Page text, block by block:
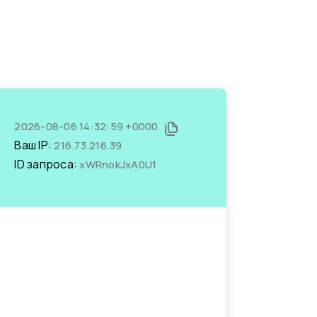
2026-08-06 14:32:59 +0000
Ваш IP:216.73.216.39
ID запроса:xWRnokJxA0U1